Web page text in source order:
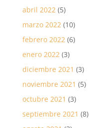
abril 2022(5)
marzo 2022(10)
febrero 2022(6)
enero 2022(3)
diciembre 2021 (3)
noviembre 2021 (5)
octubre 2021 (3)
septiembre 2021 (8)